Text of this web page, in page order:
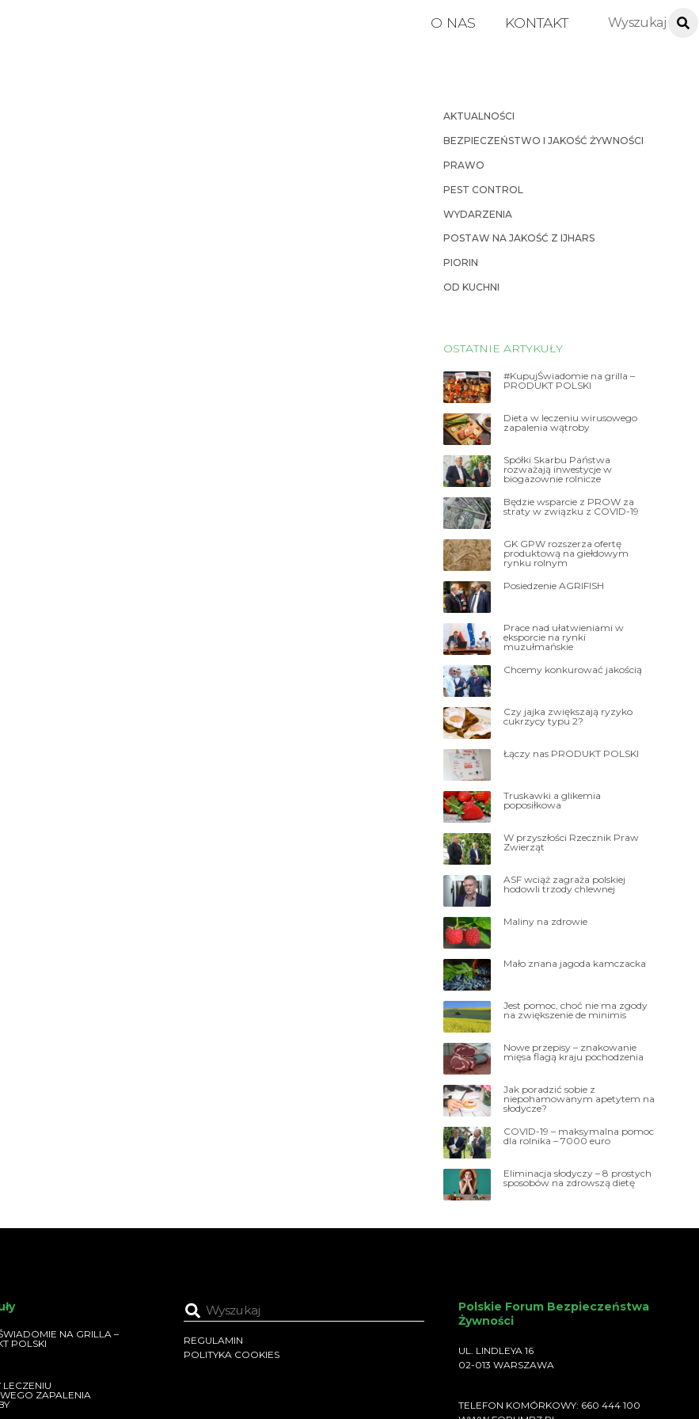
O NAS KONTAKT
AKTUALNOŚCI
BEZPIECZEŃSTWO I JAKOŚĆ ŻYWNOŚCI
PRAWO
PEST CONTROL
WYDARZENIA
POSTAW NA JAKOŚĆ Z IJHARS
PIORIN
OD KUCHNI
OSTATNIE ARTYKUŁY
#KupujŚwiadomie na grilla –
PRODUKT POLSKI
Dieta w leczeniu wirusowego
zapalenia wątroby
Spółki Skarbu Państwa
rozważają inwestycje w
biogazownie rolnicze
Będzie wsparcie z PROW za
straty w związku z COVID-19
GK GPW rozszerza ofertę
produktową na giełdowym
rynku rolnym
Posiedzenie AGRIFISH
Prace nad ułatwieniami w
eksporcie na rynki
muzułmańskie
Chcemy konkurować jakością
Czy jajka zwiększają ryzyko
cukrzycy typu 2?
Łączy nas PRODUKT POLSKI
Truskawki a glikemia
poposiłkowa
W przyszłości Rzecznik Praw
Zwierząt
ASF wciąż zagraża polskiej
hodowli trzody chlewnej
Maliny na zdrowie
Mało znana jagoda kamczacka
Jest pomoc, choć nie ma zgody
na zwiększenie de minimis
Nowe przepisy – znakowanie
mięsa flagą kraju pochodzenia
Jak poradzić sobie z
niepohamowanym apetytem na
słodycze?
COVID-19 – maksymalna pomoc
dla rolnika – 7000 euro
Eliminacja słodyczy – 8 prostych
sposobów na zdrowszą dietę
NA GRILLA –
POLSKI
LECZENIU
ZAPALENIA
REGULAMIN
POLITYKA COOKIES
Polskie Forum Bezpieczeństwa
Żywności
UL. LINDLEYA 16
02-013 WARSZAWA
TELEFON KOMÓRKOWY: 660 444 100